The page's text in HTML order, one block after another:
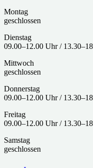
Montag
geschlossen
Dienstag
09.00–12.00 Uhr /
Mittwoch
geschlossen
Donnerstag
09.00–12.00 Uhr /
Freitag
09.00–12.00 Uhr /
Samstag
geschlossen